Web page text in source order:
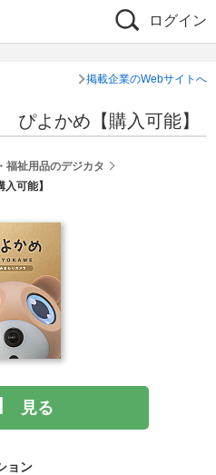
ログイン
掲載企業のWebサイトへ
よかめ【購入可能】
福祉用品のデジカタ
可能】
見る
ョン